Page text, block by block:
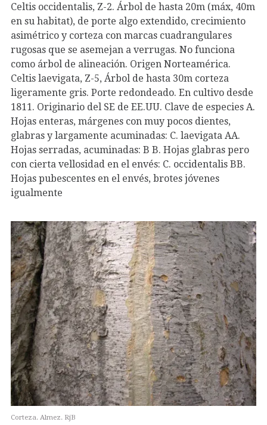
Celtis occidentalis, Z-2. Árbol de hasta 20m (máx, 40m
en su habitat), de porte algo extendido, crecimiento
asimétrico y corteza con marcas cuadrangulares
rugosas que se asemejan a verrugas. No funciona
como árbol de alineación. Origen Norteamérica.
Celtis laevigata, Z-5, Árbol de hasta 30m corteza
ligeramente gris. Porte redondeado. En cultivo desde
1811. Originario del SE de EE.UU. Clave de especies A.
Hojas enteras, márgenes con muy pocos dientes,
glabras y largamente acuminadas: C. laevigata AA.
Hojas serradas, acuminadas: B B. Hojas glabras pero
con cierta vellosidad en el envés: C. occidentalis BB.
Hojas pubescentes en el envés, brotes jóvenes
igualmente
Corteza. Almez. RjB